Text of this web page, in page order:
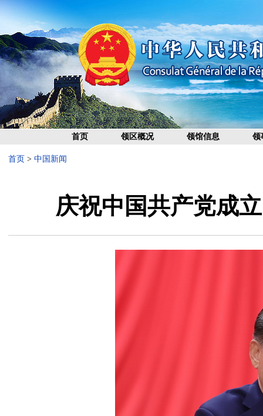
首页 领区概况 领馆信息 领
首页 > 中国新闻
庆祝中国共产党成